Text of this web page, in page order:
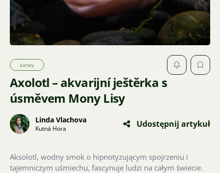
Axolotl – akvarijní ještěrka s
úsměvem Mony Lisy
Łatwy
Linda Vlachova
Kutná Hora Udostępnij artykuł
Aksolotl, wodny smok o hipnotyzującym spojrzeniu i
tajemniczym uśmiechu, fascynuje ludzi na całym świecie.